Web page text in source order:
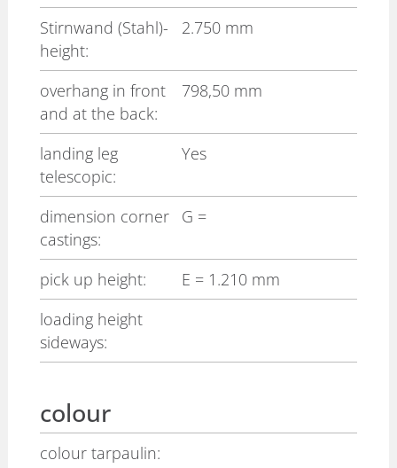
Stirnwand (Stahl)-
height:
2.750 mm
overhang in front
and at the back:
798,50 mm
landing leg
telescopic:
Yes
dimension corner
castings:
G =
pick up height: E = 1.210 mm
loading height
sideways:
colour
colour tarpaulin: